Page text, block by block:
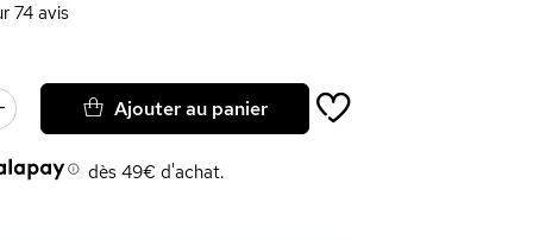
74avis
dès 49€ d'achat.
Ajouter au panier